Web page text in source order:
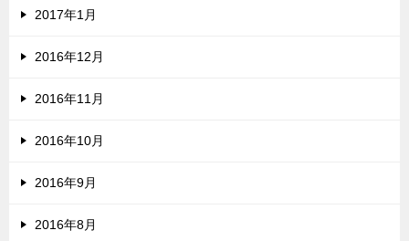
2017年1月
2016年12月
2016年11月
2016年10月
2016年9月
2016年8月